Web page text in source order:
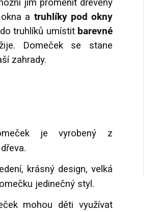
jim proměnit dřevěný
a truhlíky pod okny
truhlíků umístit barevné
Domeček se stane
zahrady.
je vyrobený z
krásný design, velká
jedinečný styl.
mohou děti využívat